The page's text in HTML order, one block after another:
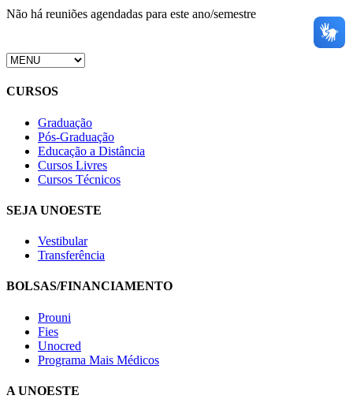
Não há reuniões agendadas para este ano/semestre
CURSOS
Graduação
Pós-Graduação
Educação a Distância
Cursos Livres
Cursos Técnicos
SEJA UNOESTE
Vestibular
Transferência
BOLSAS/FINANCIAMENTO
Prouni
Fies
Unocred
Programa Mais Médicos
A UNOESTE